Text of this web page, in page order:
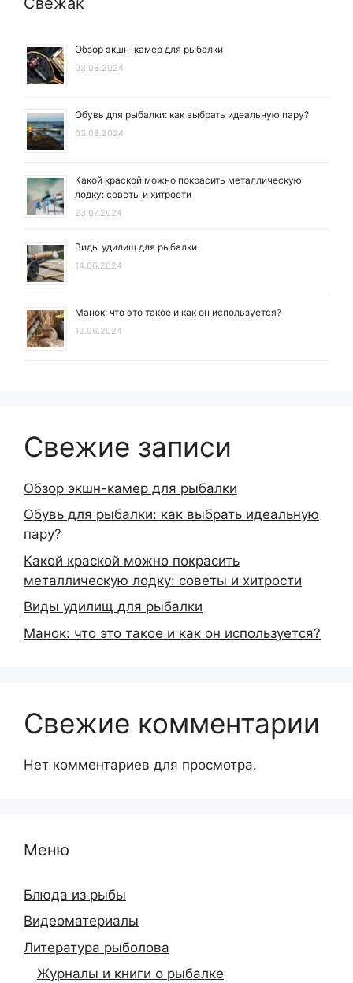
Обзор экшн-камер для рыбалки
03.08.2024
Обувь для рыбалки: как выбрать идеальную пару?
03.08.2024
Какой краской можно покрасить металлическую
лодку: советы и хитрости
23.07.2024
Виды удилищ для рыбалки
14.06.2024
Манок: что это такое и как он используется?
12.06.2024
Свежие записи
Обзор экшн-камер для рыбалки
Обувь для рыбалки: как выбрать идеальную
пару?
Какой краской можно покрасить
металлическую лодку: советы и хитрости
Виды удилищ для рыбалки
Манок: что это такое и как он используется?
Свежие комментарии
Нет комментариев для просмотра.
Меню
Блюда из рыбы
Видеоматериалы
Литература рыболова
Журналы и книги о рыбалке